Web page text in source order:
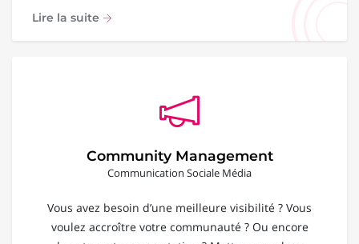
Lire la suite
Community Management
Communication Sociale Média
Vous avez besoin d’une meilleure visibilité ? Vous
voulez accroître votre communauté ? Ou encore